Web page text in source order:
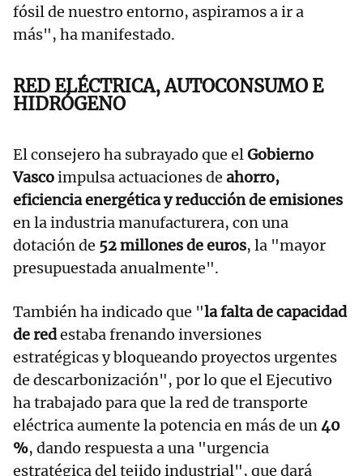
fósil de nuestro entorno, aspiramos a ir a
más", ha manifestado.
RED ELÉCTRICA, AUTOCONSUMO E
HIDRÓGENO
El consejero ha subrayado que elGobierno
Vascoimpulsa actuaciones de ahorro,
eficiencia energética y reducción de emisiones
en la industria manufacturera, con una
dotación de 52 millones de euros, la "mayor
presupuestada anualmente".
También ha indicado que "la falta de capacidad
de redestaba frenando inversiones
estratégicas y bloqueando proyectos urgentes
de descarbonización", por lo que el Ejecutivo
ha trabajado para que la red de transporte
eléctrica aumente la potencia en más de un40
%, dando respuesta a una "urgencia
estratégica del tejido industrial", que dará